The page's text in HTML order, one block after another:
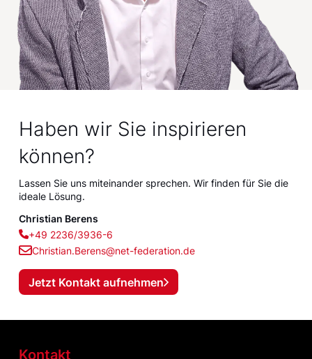
Haben wir Sie inspirieren
können?
Lassen Sie uns miteinander sprechen. Wir finden für Sie die
ideale Lösung.
Christian Berens
+49 2236/3936-6
Christian.Berens@net-federation.de
Jetzt Kontakt aufnehmen
Kontakt